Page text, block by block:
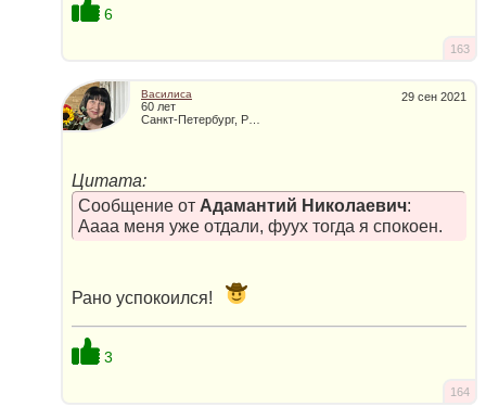
6
163
29 сен 2021
Василиса
60 лет
Цитата:
Сообщение от Адамантий Николаевич:
Аааа меня уже отдали, фуух тогда я спокоен.
Рано успокоился!
3
164